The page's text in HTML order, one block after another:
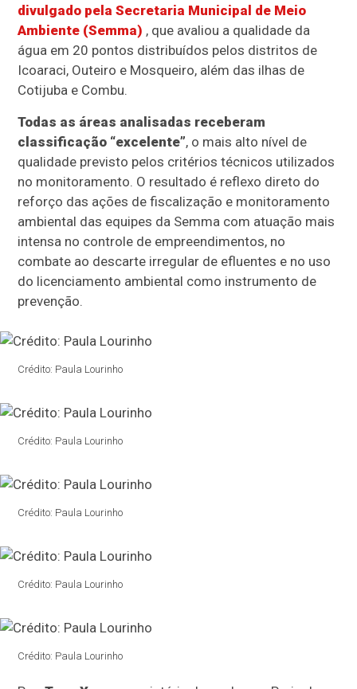
divulgado pela Secretaria Municipal de Meio
Ambiente (Semma) , que avaliou a qualidade da
água em 20 pontos distribuídos pelos distritos de
Icoaraci, Outeiro e Mosqueiro, além das ilhas de
Cotijuba e Combu.
Todas as áreas analisadas receberam
classificação “excelente”, o mais alto nível de
qualidade previsto pelos critérios técnicos utilizados
no monitoramento. O resultado é reflexo direto do
reforço das ações de fiscalização e monitoramento
ambiental das equipes da Semma com atuação mais
intensa no controle de empreendimentos, no
combate ao descarte irregular de efluentes e no uso
do licenciamento ambiental como instrumento de
prevenção.
Crédito: Paula Lourinho
Crédito: Paula Lourinho
Crédito: Paula Lourinho
Crédito: Paula Lourinho
Crédito: Paula Lourinho